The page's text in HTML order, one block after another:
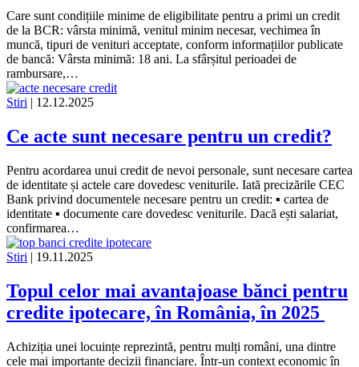
Care sunt condițiile minime de eligibilitate pentru a primi un credit
de la BCR: vârsta minimă, venitul minim necesar, vechimea în
muncă, tipuri de venituri acceptate, conform informațiilor publicate
de bancă: Vârsta minimă: 18 ani. La sfârșitul perioadei de
rambursare,…
Stiri | 12.12.2025
Ce acte sunt necesare pentru un credit?
Pentru acordarea unui credit de nevoi personale, sunt necesare cartea
de identitate și actele care dovedesc veniturile. Iată precizările CEC
Bank privind documentele necesare pentru un credit: ▪ cartea de
identitate ▪ documente care dovedesc veniturile. Dacă ești salariat,
confirmarea…
Stiri | 19.11.2025
Topul celor mai avantajoase bănci pentru
credite ipotecare, în România, în 2025
Achiziția unei locuințe reprezintă, pentru mulți români, una dintre
cele mai importante decizii financiare. Într-un context economic în